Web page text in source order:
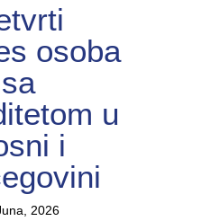
osoba
sa
u
i
2026